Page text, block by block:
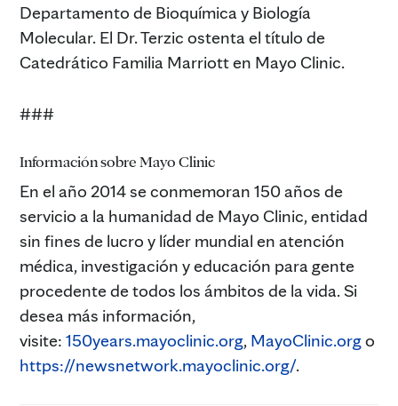
Departamento de Bioquímica y Biología
Molecular. El Dr. Terzic ostenta el título de
Catedrático Familia Marriott en Mayo Clinic.
###
Información sobre Mayo Clinic
En el año 2014 se conmemoran 150 años de
servicio a la humanidad de Mayo Clinic, entidad
sin fines de lucro y líder mundial en atención
médica, investigación y educación para gente
procedente de todos los ámbitos de la vida. Si
desea más información,
visite: 150years.mayoclinic.org, MayoClinic.orgo
https://newsnetwork.mayoclinic.org/.